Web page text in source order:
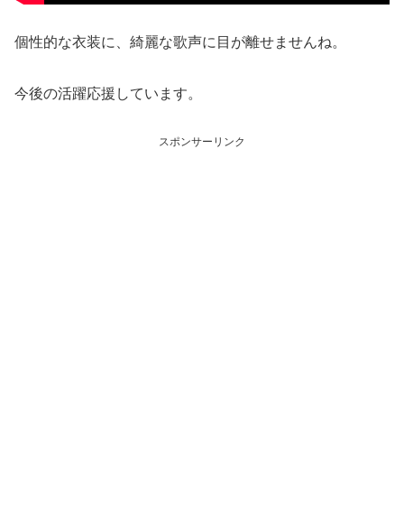
個性的な衣装に、綺麗な歌声に目が離せませんね。
今後の活躍応援しています。
スポンサーリンク